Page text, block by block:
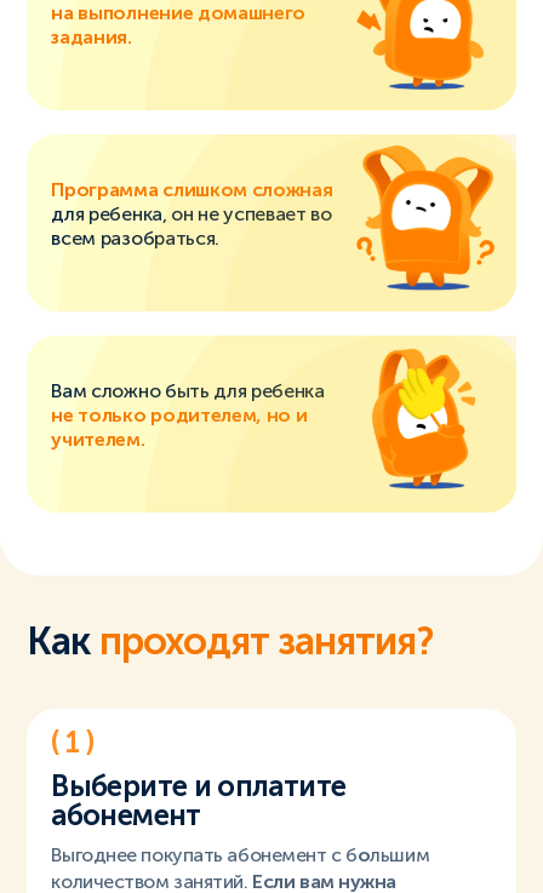
на выполнение домашнего
задания.
Программа слишком сложная
для ребенка, он не успевает во
всем разобраться.
Вам сложно быть для ребенка
не только родителем, но и
учителем.
Как проходят занятия?
( 1 )
Выберите и оплатите
абонемент
Выгоднее покупать абонемент с большим
количеством занятий. Если вам нужна